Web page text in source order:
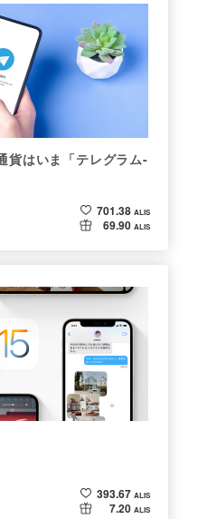
貨はいま「テレグラム-
701.38 ALIS
69.90 ALIS
393.67 ALIS
7.20 ALIS